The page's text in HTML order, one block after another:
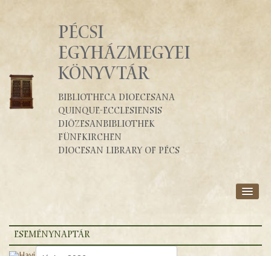
PÉCSI
EGYHÁZMEGYEI
KÖNYVTÁR
Bibliotheca Dioecesana
Quinque-Ecclesiensis
Diözesanbibliothek
Fünfkirchen
Diocesan Library of Pécs
KATALÓGUSOK
ESEMÉNYNAPTÁR